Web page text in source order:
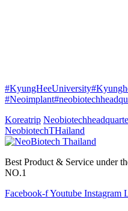
#KyungHeeUniversity
#Neoimplant
Koreatrip
NeobiotechTHailand
Best Product & Service under
NO.1
Facebook-fYoutube Instagram